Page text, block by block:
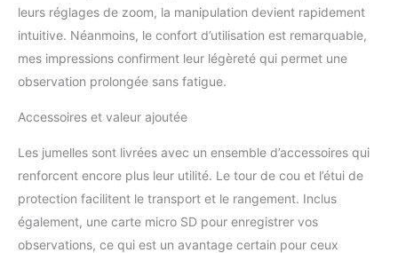
utilisées même dans les
conditions extérieures les
fait le compagnon parfait
pour toutes vos
leurs réglages de zoom, la manipulation devient rapidement
intuitive. Néanmoins, le confort d’utilisation est remarquable,
mes impressions confirment leur légèreté qui permet une
observation prolongée sans fatigue.
Accessoires et valeur ajoutée
Les jumelles sont livrées avec un ensemble d’accessoires qui
renforcent encore plus leur utilité. Le tour de cou et l’étui de
protection facilitent le transport et le rangement. Inclus
également, une carte micro SD pour enregistrer vos
observations, ce qui est un avantage certain pour ceux